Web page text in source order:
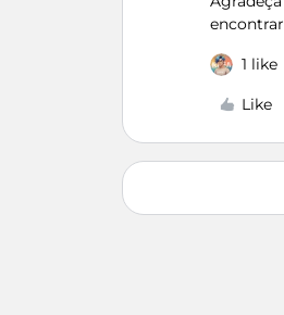
1 like
Like